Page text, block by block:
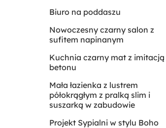
Biuro na poddaszu
Nowoczesny czarny salon z
sufitem napinanym
Kuchnia czarny mat z imitacją
betonu
Mała łazienka z lustrem
półokrągłym z pralką slim i
suszarką w zabudowie
Projekt Sypialni w stylu Boho